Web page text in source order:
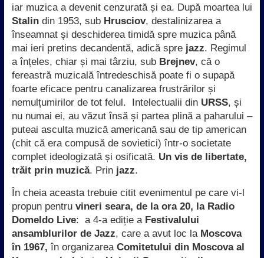
iar muzica a devenit cenzurată și ea. După moartea lui
Stalindin 1953, sub Hrusciov, destalinizarea a
înseamnat și deschiderea timidă spre muzica până
mai ieri pretins decandentă, adică spre jazz. Regimul
a înțeles, chiar și mai târziu, sub Brejnev, că o
fereastră muzicală întredeschisă poate fi o supapă
foarte eficace pentru canalizarea frustrărilor și
nemulțumirilor de tot felul. Intelectualii din URSS, și
nu numai ei, au văzut însă și partea plină a paharului –
puteai asculta muzică americană sau de tip american
(chit că era compusă de sovietici) într-o societate
complet ideologizată și osificată. Un vis de libertate,
trăit prin muzică. Prin jazz.
În cheia aceasta trebuie citit evenimentul pe care vi-l
propun pentru vineri seara, de la ora 20, la Radio
Domeldo Live: a 4-a ediție a Festivalului
ansamblurilor de Jazz, care a avut loc laMoscova
în 1967, în organizareaComitetului din Moscova al